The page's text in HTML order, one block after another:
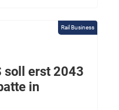
Rail Business
soll erst 2043
in